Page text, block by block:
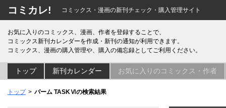
コミカレ! コミックス・漫画の新刊チェック・購入管理サイト
お気に入りのコミックス、漫画、作者を登録することで、
コミックス新刊カレンダーを作成・新刊の通知が利用できます。
コミックス、漫画の購入管理や、購入の備忘録としてご利用ください。
トップ 新刊カレンダー お気に入りのコミックス・作者
トップ パーム TASKⅥの検索結果